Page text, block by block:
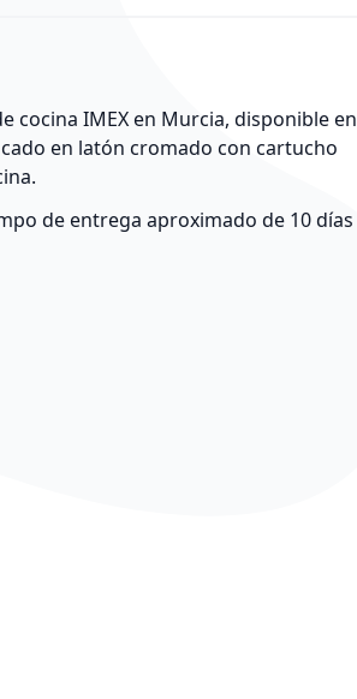
cocina IMEX en Murcia, disponible en
en latón cromado con cartucho
de entrega aproximado de 10 días